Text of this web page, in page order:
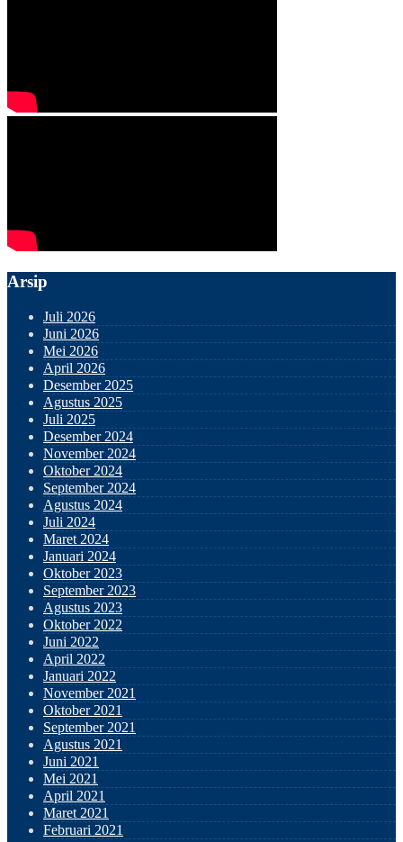
Arsip
Juli 2026
Juni 2026
Mei 2026
April 2026
Desember 2025
Agustus 2025
Juli 2025
Desember 2024
November 2024
Oktober 2024
September 2024
Agustus 2024
Juli 2024
Maret 2024
Januari 2024
Oktober 2023
September 2023
Agustus 2023
Oktober 2022
Juni 2022
April 2022
Januari 2022
November 2021
Oktober 2021
September 2021
Agustus 2021
Juni 2021
Mei 2021
April 2021
Maret 2021
Februari 2021